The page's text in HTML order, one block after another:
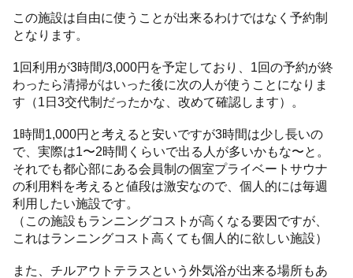
この施設は自由に使うことが出来るわけではなく予約制
となります。
1回利用が3時間/3,000円を予定しており、1回の予約が終
わったら清掃がはいった後に次の人が使うことになりま
す（1日3交代制だったかな、改めて確認します）。
1時間1,000円と考えると安いですが3時間は少し長いの
で、実際は1〜2時間くらいで出る人が多いかもな〜と。
それでも都心部にある会員制の個室プライベートサウナ
の利用料を考えると値段は激安なので、個人的には毎週
利用したい施設です。
（この施設もランニングコストが高くなる要因ですが、
これはランニングコスト高くても個人的に欲しい施設）
また、チルアウトテラスという外気浴が出来る場所もあ